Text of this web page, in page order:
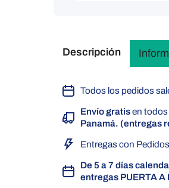
Descripción
Todos los pedidos
Envío gratisen todos
Panamá. (entregas
Entregas con
De 5 a 7 días
entregas PUERTA A